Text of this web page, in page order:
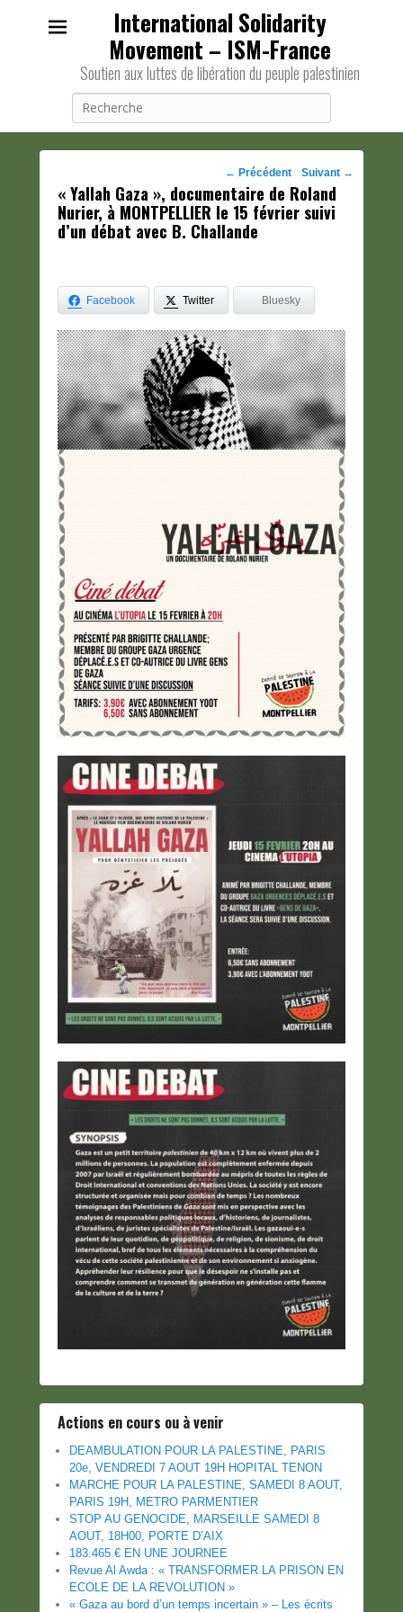
International Solidarity
Movement – ISM-France
Soutien aux luttes de libération du peuple palestinien
Navigation
des
posts
← Précédent Suivant →
« Yallah Gaza », documentaire de Roland
Nurier, à MONTPELLIER le 15 février suivi
d’un débat avec B. Challande
Facebook Twitter Bluesky
Actions en cours ou à venir
DEAMBULATION POUR LA PALESTINE, PARIS
20e, VENDREDI 7 AOUT 19H HOPITAL TENON
MARCHE POUR LA PALESTINE, SAMEDI 8 AOUT,
PARIS 19H, METRO PARMENTIER
STOP AU GENOCIDE, MARSEILLE SAMEDI 8
AOUT, 18H00, PORTE D’AIX
183.465 € EN UNE JOURNEE
Revue Al Awda : « TRANSFORMER LA PRISON EN
ECOLE DE LA REVOLUTION »
« Gaza au bord d’un temps incertain » – Les écrits